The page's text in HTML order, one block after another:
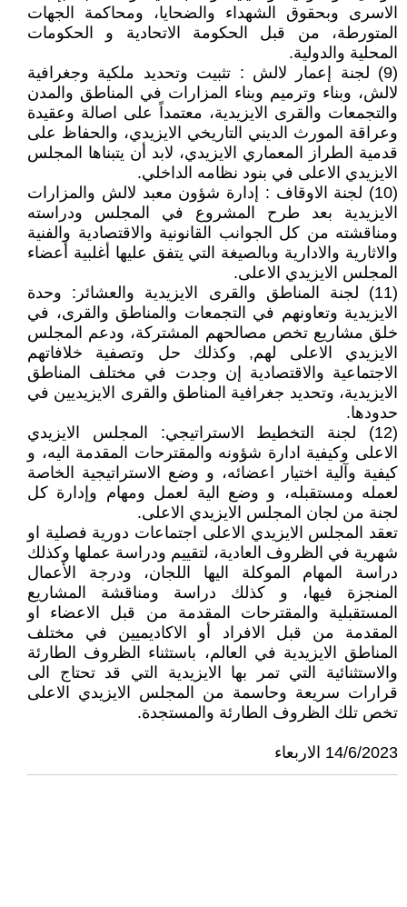
الاسرى وبحقوق الشهداء والضحايا، ومحاكمة الجهات
المتورطة، من قبل الحكومة الاتحادية و الحكومات
المحلية والدولية.
(9) لجنة إعمار لالش : تثبيت وتحديد ملكية وجغرافية
لالش، وبناء وترميم وبناء المزارات في المناطق والمدن
والتجمعات والقرى الايزيدية، معتمداً على اصالة وعقيدة
وعراقة المورث الديني التاريخي الايزيدي، والحفاظ على
قدمية الطراز المعماري الايزيدي، لابد أن يتبناها المجلس
الايزيدي الاعلى في بنود نظامه الداخلي.
(10) لجنة الاوقاف : إدارة شؤون معبد لالش والمزارات
الايزيدية بعد طرح المشروع في المجلس ودراسته
ومناقشته من كل الجوانب القانونية والاقتصادية والفنية
والاثارية والادارية وبالصيغة التي يتفق عليها أغلبية أعضاء
المجلس الايزيدي الاعلى.
(11) لجنة المناطق والقرى الايزيدية والعشائر: وحدة
الايزيدية وتعاونهم في التجمعات والمناطق والقرى، في
خلق مشاريع تخص مصالحهم المشتركة، ودعم المجلس
الايزيدي الاعلى لهم, وكذلك حل وتصفية خلافاتهم
الاجتماعية والاقتصادية إن وجدت في مختلف المناطق
الايزيدية، وتحديد جغرافية المناطق والقرى الايزيديين في
حدودها.
(12) لجنة التخطيط الاستراتيجي: المجلس الايزيدي
الاعلى وكيفية ادارة شؤونه والمقترحات المقدمة اليه، و
كيفية وآلية اختيار اعضائه، و وضع الاستراتيجية الخاصة
لعمله ومستقبله، و وضع الية لعمل ومهام وإدارة كل
لجنة من لجان المجلس الايزيدي الاعلى.
تعقد المجلس الايزيدي الاعلى اجتماعات دورية فصلية او
شهرية في الظروف العادية، لتقييم ودراسة عملها وكذلك
دراسة المهام الموكلة اليها اللجان، ودرجة الأعمال
المنجزة فيها، و كذلك دراسة ومناقشة المشاريع
المستقبلية والمقترحات المقدمة من قبل الاعضاء او
المقدمة من قبل الافراد أو الاكاديميين في مختلف
المناطق الايزيدية في العالم، باستثناء الظروف الطارئة
والاستثنائية التي تمر بها الايزيدية التي قد تحتاج الى
قرارات سريعة وحاسمة من المجلس الايزيدي الاعلى
تخص تلك الظروف الطارئة والمستجدة.
14/6/2023 الاربعاء